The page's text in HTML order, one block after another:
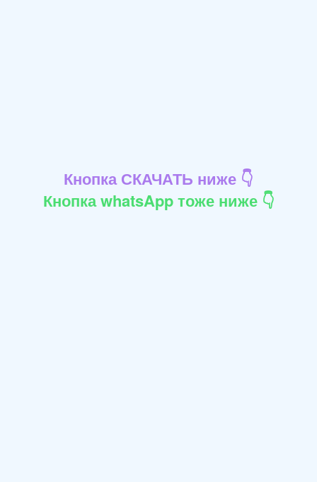
Кнопка СКАЧАТЬ ниже 👇
Кнопка whatsApp тоже ниже 👇